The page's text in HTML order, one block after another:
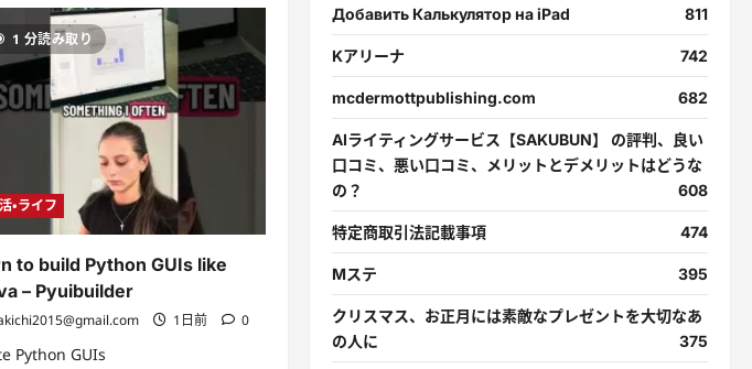
26H2
ÚNICO
Pendrive
Que
Você
Precisa!!
Nova
VERSÃO
OFICIAL
に
つ
い
て
さ
ら
読
む
1 分読み取り
・ライフ
to build Python GUIs like
– Pyuibuilder
1日前 0
Python GUIs
Добавить Калькулятор на iPad 811
Kアリーナ 742
mcdermottpublishing.com 682
AIライティングサービス【SAKUBUN】 の評判、良い
口コミ、悪い口コミ、メリットとデメリットはどうな
の？
608
特定商取引法記載事項 474
Mステ 395
クリスマス、お正月には素敵なプレゼントを大切なあ
の人に
375